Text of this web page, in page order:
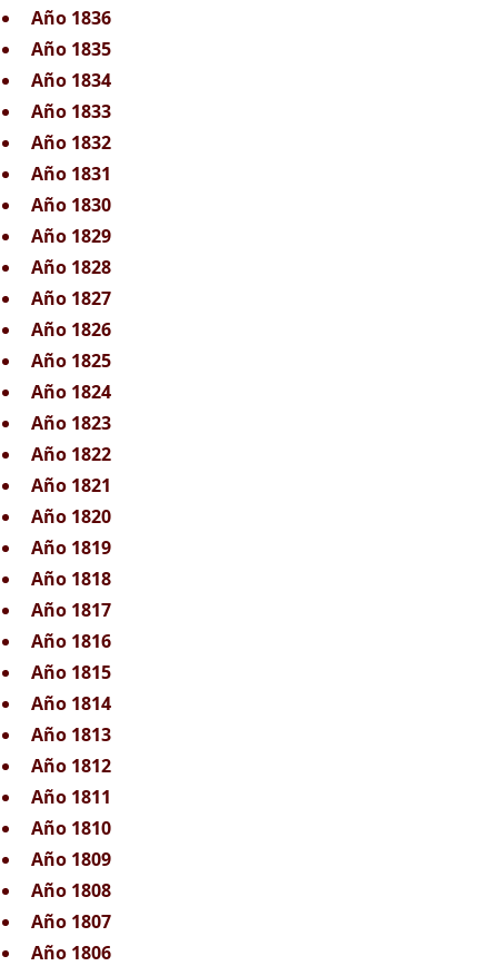
Año 1836
Año 1835
Año 1834
Año 1833
Año 1832
Año 1831
Año 1830
Año 1829
Año 1828
Año 1827
Año 1826
Año 1825
Año 1824
Año 1823
Año 1822
Año 1821
Año 1820
Año 1819
Año 1818
Año 1817
Año 1816
Año 1815
Año 1814
Año 1813
Año 1812
Año 1811
Año 1810
Año 1809
Año 1808
Año 1807
Año 1806